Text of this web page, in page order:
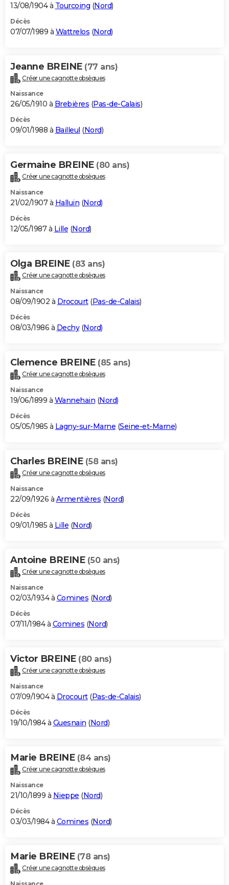
13/08/1904 à Tourcoing (Nord)
Décès
07/07/1989 à Wattrelos (Nord)
Jeanne BREINE (77 ans)
Créer une cagnotte obsèques
Naissance
26/05/1910 à Brebières (Pas-de-Calais)
Décès
09/01/1988 à Bailleul (Nord)
Germaine BREINE (80 ans)
Créer une cagnotte obsèques
Naissance
21/02/1907 à Halluin (Nord)
Décès
12/05/1987 à Lille (Nord)
Olga BREINE (83 ans)
Créer une cagnotte obsèques
Naissance
08/09/1902 à Drocourt(Pas-de-Calais)
Décès
08/03/1986 à Dechy(Nord)
Clemence BREINE (85 ans)
Créer une cagnotte obsèques
Naissance
19/06/1899 à Wannehain (Nord)
Décès
05/05/1985 à Lagny-sur-Marne (Seine-et-Marne)
Charles BREINE (58 ans)
Créer une cagnotte obsèques
Naissance
22/09/1926 à Armentières (Nord)
Décès
09/01/1985 à Lille (Nord)
Antoine BREINE (50 ans)
Créer une cagnotte obsèques
Naissance
02/03/1934 à Comines (Nord)
Décès
07/11/1984 à Comines (Nord)
Victor BREINE (80 ans)
Créer une cagnotte obsèques
Naissance
07/09/1904 à Drocourt(Pas-de-Calais)
Décès
19/10/1984 à Guesnain (Nord)
Marie BREINE (84 ans)
Créer une cagnotte obsèques
Naissance
21/10/1899 à Nieppe (Nord)
Décès
03/03/1984 à Comines (Nord)
Marie BREINE (78 ans)
Créer une cagnotte obsèques